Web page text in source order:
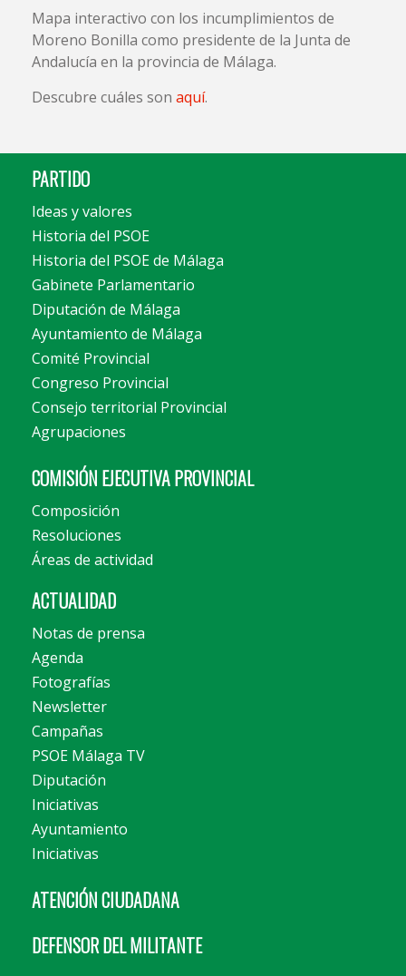
Mapa interactivo con los incumplimientos de
Moreno Bonilla como presidente de la Junta de
Andalucía en la provincia de Málaga.
Descubre cuáles son aquí.
PARTIDO
Ideas y valores
Historia del PSOE
Historia del PSOE de Málaga
Gabinete Parlamentario
Diputación de Málaga
Ayuntamiento de Málaga
Comité Provincial
Congreso Provincial
Consejo territorial Provincial
Agrupaciones
COMISIÓN EJECUTIVA PROVINCIAL
Composición
Resoluciones
Áreas de actividad
ACTUALIDAD
Notas de prensa
Agenda
Fotografías
Newsletter
Campañas
PSOE Málaga TV
Diputación
Iniciativas
Ayuntamiento
Iniciativas
ATENCIÓN CIUDADANA
DEFENSOR DEL MILITANTE